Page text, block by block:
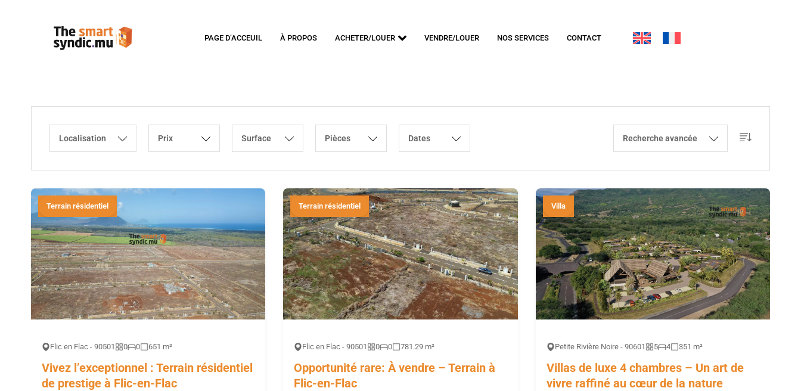
PAGE D’ACCEUIL À PROPOS ACHETER/LOUER VENDRE/LOUER NOS SERVICES CONTACT
Localisation Prix Surface Pièces Dates Recherche avancée
Terrain résidentiel
Flic en Flac - 90501 0 0 651 m²
Vivez l’exceptionnel : Terrain résidentiel
de prestige à Flic-en-Flac
Terrain résidentiel
Flic en Flac - 90501 0 0 781.29 m²
Opportunité rare: À vendre – Terrain à
Flic-en-Flac
Villa
Petite Rivière Noire - 90601 5 4 351 m²
Villas de luxe 4 chambres – Un art de
vivre raffiné au cœur de la nature